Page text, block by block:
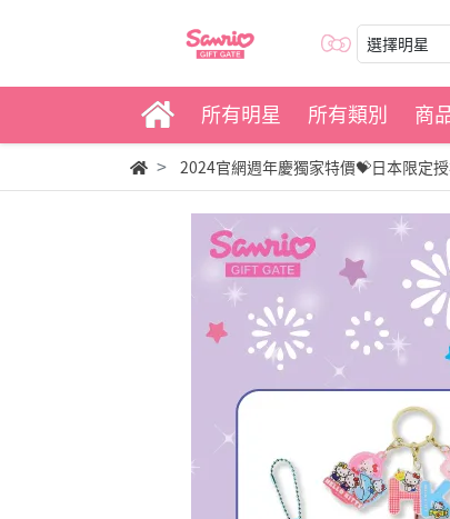
選擇明星
所有明星 所有類別 商
2024官網週年慶獨家特價💝日本限定